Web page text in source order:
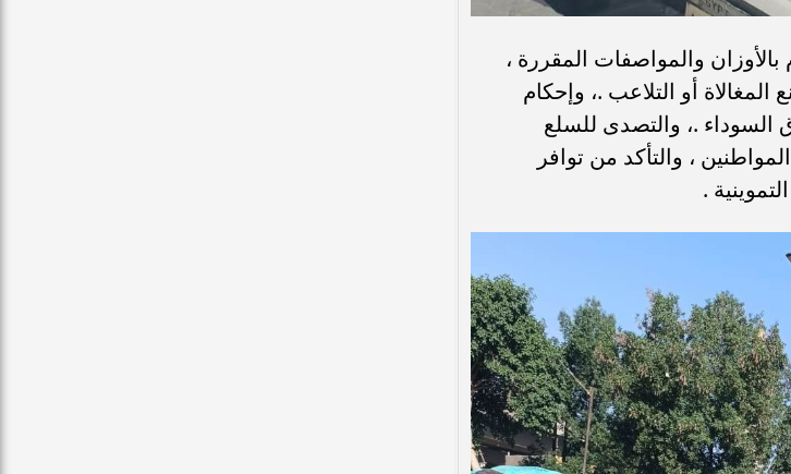
بالأوزان والمواصفات المقررة ،
أو التلاعب .، وإحكام
السوداء .، والتصدى للسلع
، والتأكد من توافر
.